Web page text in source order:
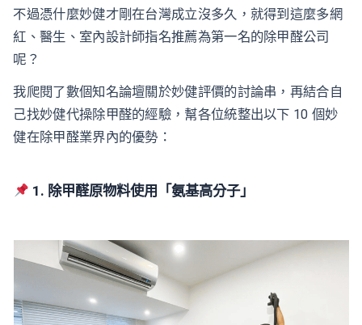
不過憑什麼妙健才剛在台灣成立沒多久，就得到這麼多網
紅、醫生、室內設計師指名推薦為第一名的除甲醛公司
呢？
我爬閱了數個知名論壇關於妙健評價的討論串，再結合自
己找妙健代操除甲醛的經驗，幫各位統整出以下 10 個妙
健在除甲醛業界內的優勢：
1. 除甲醛原物料使用「氨基高分子」